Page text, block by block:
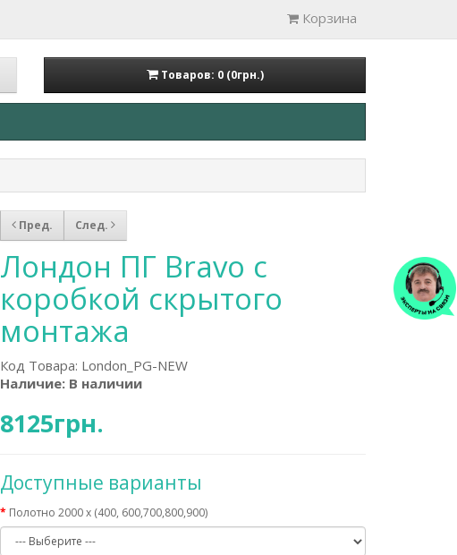
Корзина
Товаров: 0 (0грн.)
Пред. След.
Лондон ПГ Bravo с
коробкой скрытого
монтажа
Код Товара: London_PG-NEW
Наличие: В наличии
8125грн.
Доступные варианты
Полотно 2000 х (400, 600,700,800,900)